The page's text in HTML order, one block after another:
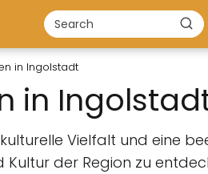
in Ingolstadt
in
Vielfalt und eine
Kultur der Region zu